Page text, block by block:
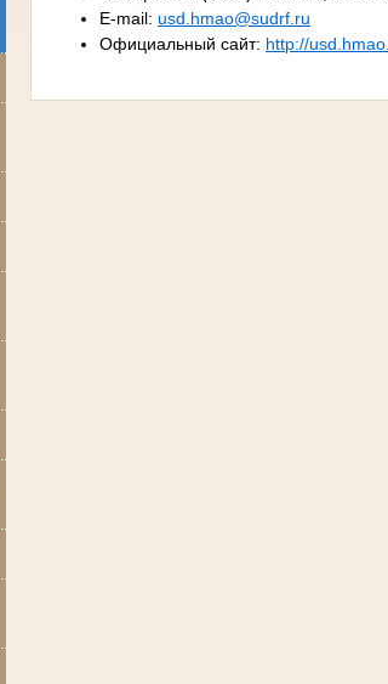
E-mail: usd.hmao@sudrf.ru
Официальный сайт: http://